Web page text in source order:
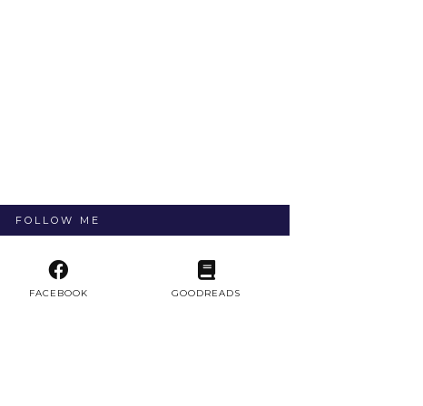
FOLLOW ME
FACEBOOK GOODREADS